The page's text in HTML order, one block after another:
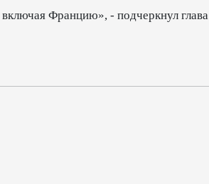
Францию», - подчеркнул глава